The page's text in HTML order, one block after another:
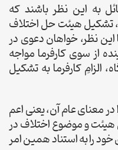
به این نظر باشند که
تشکیل هیئت حل اختلاف
در ماده 75 است. با این نظر، خواهان دعوی در
از سوی کارفرما مواجه
الزامِ کارفرما به تشکیل
معنای عام آن، یعنی اعم
و موضوع اختلاف در
را به استناد همین امر